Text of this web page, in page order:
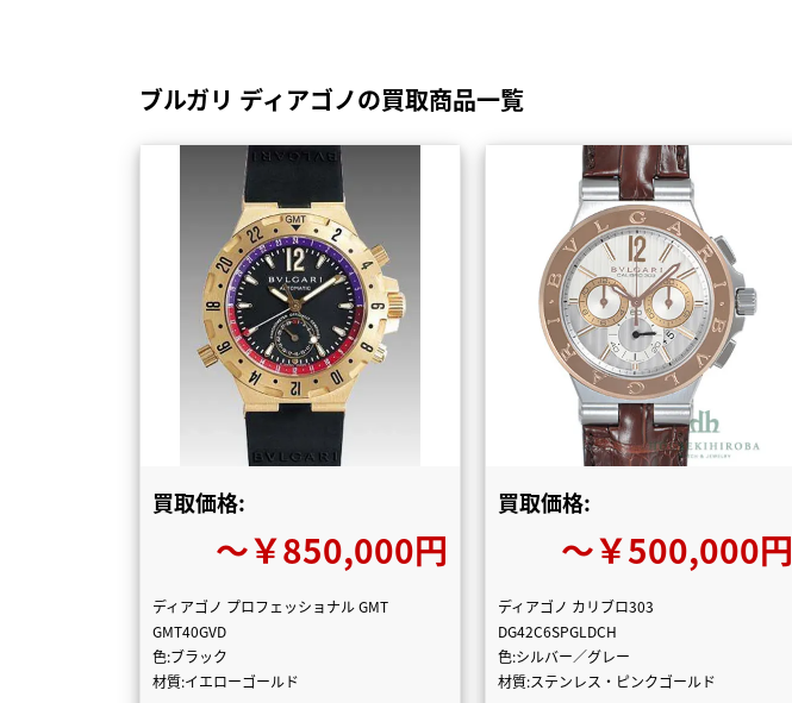
ブルガリ ディアゴノの買取商品一覧
買取価格:
〜￥850,000円
ディアゴノ プロフェッショナル GMT
GMT40GVD
色:ブラック
材質:イエローゴールド
買取価格:
〜￥500,000円
ディアゴノ カリブロ303
DG42C6SPGLDCH
色:シルバー／グレー
材質:ステンレス・ピンクゴールド